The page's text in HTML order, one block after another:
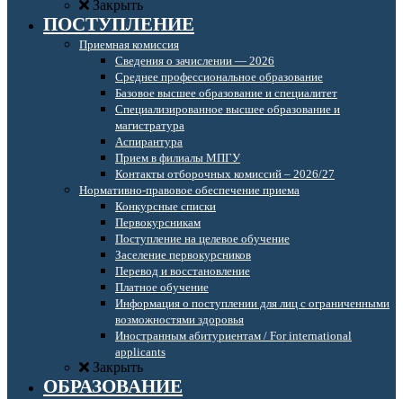
Закрыть
ПОСТУПЛЕНИЕ
Приемная комиссия
Сведения о зачислении — 2026
Среднее профессиональное образование
Базовое высшее образование и специалитет
Специализированное высшее образование и
магистратура
Аспирантура
Прием в филиалы МПГУ
Контакты отборочных комиссий – 2026/27
Нормативно-правовое обеспечение приема
Конкурсные списки
Первокурсникам
Поступление на целевое обучение
Заселение первокурсников
Перевод и восстановление
Платное обучение
Информация о поступлении для лиц с ограниченными
возможностями здоровья
Иностранным абитуриентам / For international
applicants
Закрыть
ОБРАЗОВАНИЕ